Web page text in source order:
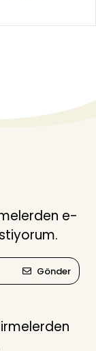
e-
Gönder